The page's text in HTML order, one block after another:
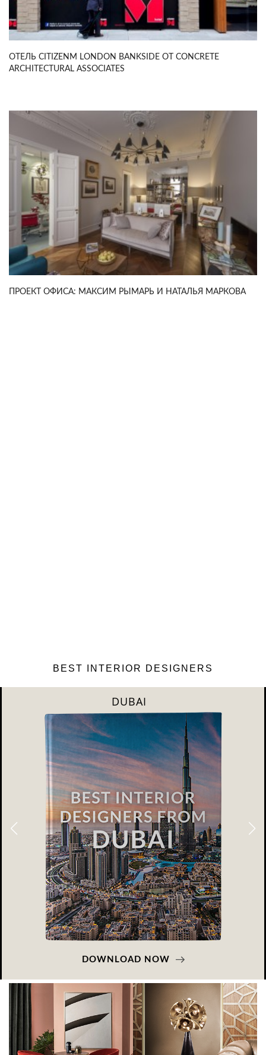
ОТЕЛЬ CITIZENM LONDON BANKSIDE ОТ CONCRETE
ARCHITECTURAL ASSOCIATES
ПРОЕКТ ОФИСА: МАКСИМ РЫМАРЬ И НАТАЛЬЯ МАРКОВА
BEST INTERIOR DESIGNERS
RIYAHD
DOWNLOAD NOW